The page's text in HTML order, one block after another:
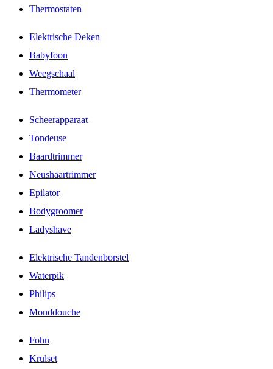
Thermostaten
Elektrische Deken
Babyfoon
Weegschaal
Thermometer
Scheerapparaat
Tondeuse
Baardtrimmer
Neushaartrimmer
Epilator
Bodygroomer
Ladyshave
Elektrische Tandenborstel
Waterpik
Philips
Monddouche
Fohn
Krulset